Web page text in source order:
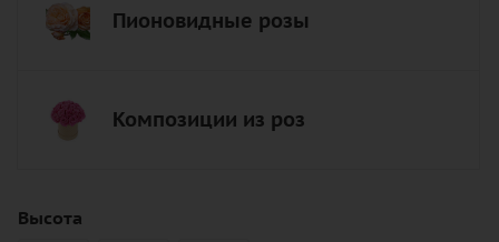
Пионовидные розы
Композиции из роз
Высота